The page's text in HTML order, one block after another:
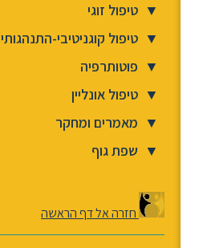
▼ טיפול זוגי
▼ טיפול קוגניטיבי-התנהגותי
▼ פוטותרפיה
▼ טיפול אונליין
▼ מאמרים ומחקר
▼ שפת גוף
חזרה אל דף הראשה